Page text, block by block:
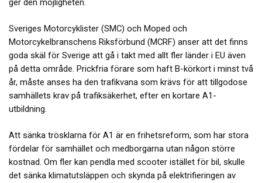
ger den möjligheten.
Sveriges Motorcyklister (SMC) och Moped och
Motorcykelbranschens Riksförbund (MCRF) anser att det finns
goda skäl för Sverige att gå i takt med allt fler länder i EU även
på detta område. Prickfria förare som haft B-körkort i minst två
år, måste anses ha den trafikvana som krävs för att tillgodose
samhällets krav på trafiksäkerhet, efter en kortare A1-
utbildning.
Att sänka trösklarna för A1 är en frihetsreform, som har stora
fördelar för samhället och medborgarna utan någon större
kostnad. Om fler kan pendla med scooter istället för bil, skulle
det sänka klimatutsläppen och skynda på elektrifieringen av